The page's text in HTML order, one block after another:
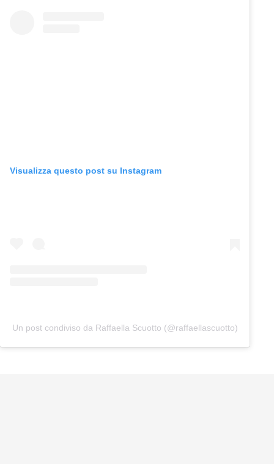
Visualizza questo post su Instagram
Un post condiviso da Raffaella Scuotto (@raffaellascuotto)